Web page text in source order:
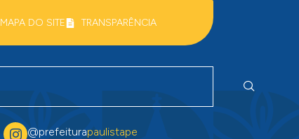
MAPA DO SITE TRANSPARÊNCIA
@prefeiturapaulistape